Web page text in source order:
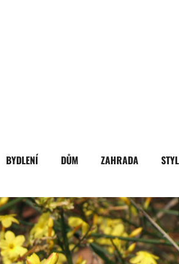
BYDLENÍ DŮM ZAHRADA STYL